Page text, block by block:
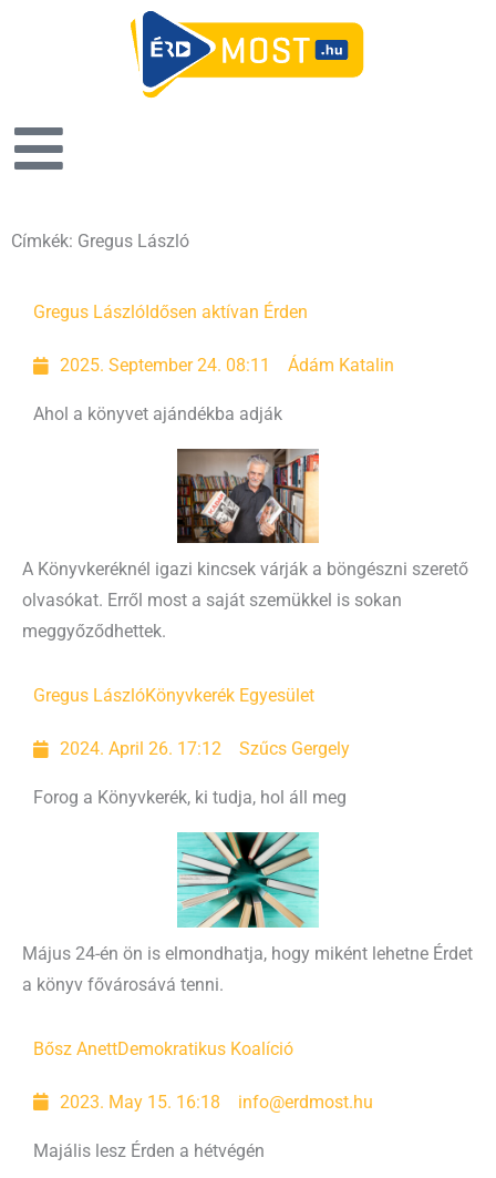
Címkék: Gregus László
Gregus László Idősen aktívan Érden
2025. September 24. 08:11 Ádám Katalin
Ahol a könyvet ajándékba adják
A Könyvkeréknél igazi kincsek várják a böngészni szerető
olvasókat. Erről most a saját szemükkel is sokan
meggyőződhettek.
Gregus LászlóKönyvkerék Egyesület
2024. April 26. 17:12 Szűcs Gergely
Forog a Könyvkerék, ki tudja, hol áll meg
Május 24-én ön is elmondhatja, hogy miként lehetne Érdet
a könyv fővárosává tenni.
Bősz AnettDemokratikus Koalíció
2023. May 15. 16:18 info@erdmost.hu
Majális lesz Érden a hétvégén